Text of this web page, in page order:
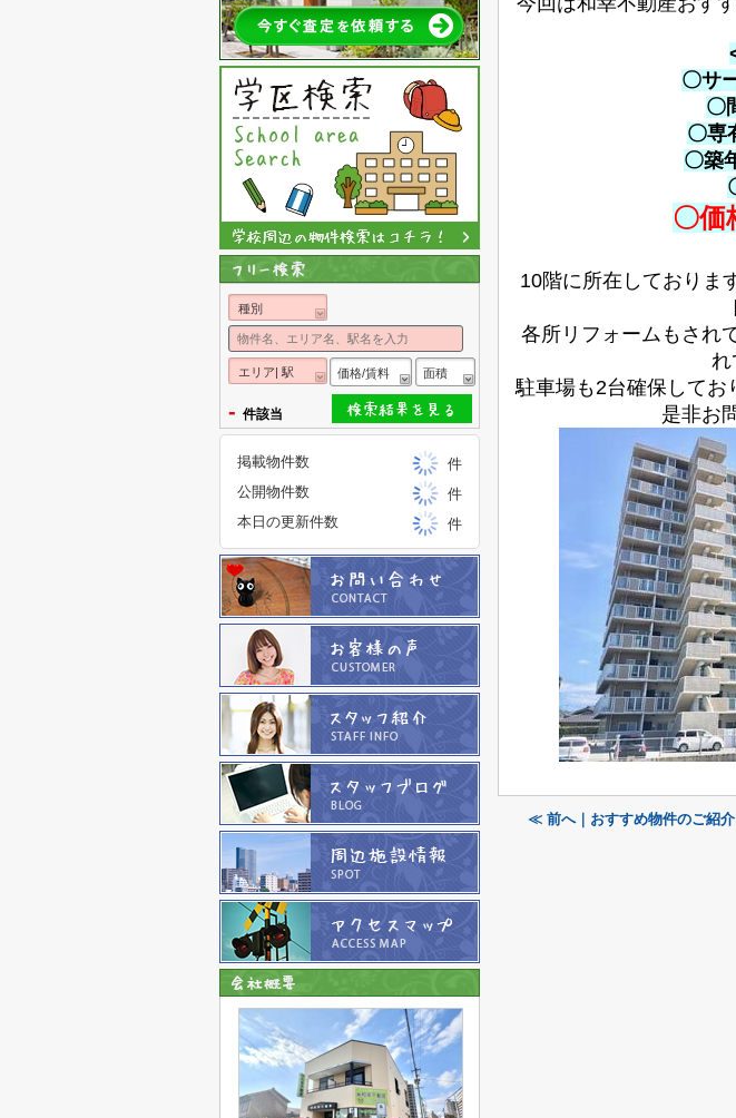
〇サ
〇
〇専
〇築
〇価
10階に所在しておりま
各所リフォームもされ
れ
駐車場も2台確保してお
是非お
≪ 前へ｜おすすめ物件のご紹介
種別
エリア| 駅 価格/賃料 面積
- 件該当
掲載物件数
件
公開物件数
件
本日の更新件数
件